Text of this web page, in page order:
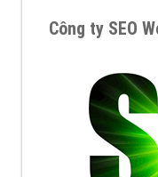
Công ty SEO